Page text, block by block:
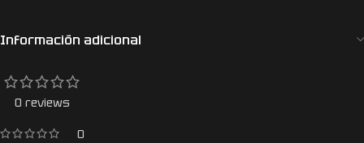
Información adicional
0 reviews
0